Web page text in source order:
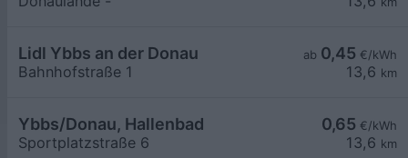
ab 0,45 €/kWh
13,6 km
Lidl Ybbs an der Donau
Bahnhofstraße 1
0,65 €/kWh
13,6 km
Ybbs/Donau, Hallenbad
Sportplatzstraße 6